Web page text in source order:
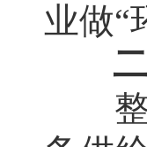
业做“